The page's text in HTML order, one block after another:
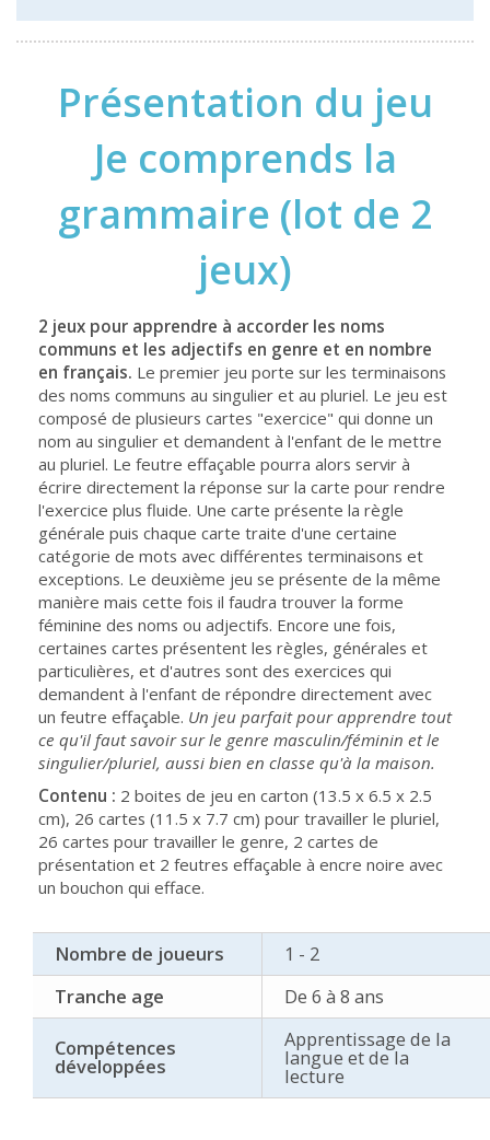
Présentation du jeu
Je comprends la
grammaire (lot de 2
jeux)
2 jeux pour apprendre à accorder les noms
communs et les adjectifs en genre et en nombre
en français. Le premier jeu porte sur les terminaisons
des noms communs au singulier et au pluriel. Le jeu est
composé de plusieurs cartes "exercice" qui donne un
nom au singulier et demandent à l'enfant de le mettre
au pluriel. Le feutre effaçable pourra alors servir à
écrire directement la réponse sur la carte pour rendre
l'exercice plus fluide. Une carte présente la règle
générale puis chaque carte traite d'une certaine
catégorie de mots avec différentes terminaisons et
exceptions. Le deuxième jeu se présente de la même
manière mais cette fois il faudra trouver la forme
féminine des noms ou adjectifs. Encore une fois,
certaines cartes présentent les règles, générales et
particulières, et d'autres sont des exercices qui
demandent à l'enfant de répondre directement avec
un feutre effaçable. Un jeu parfait pour apprendre tout
ce qu'il faut savoir sur le genre masculin/féminin et le
singulier/pluriel, aussi bien en classe qu'à la maison.
Contenu : 2 boites de jeu en carton (13.5 x 6.5 x 2.5
cm), 26 cartes (11.5 x 7.7 cm) pour travailler le pluriel,
26 cartes pour travailler le genre, 2 cartes de
présentation et 2 feutres effaçable à encre noire avec
un bouchon qui efface.
Nombre de joueurs
1 - 2
Tranche age
De 6 à 8 ans
Compétences
développées
Apprentissage de la
langue et de la
lecture